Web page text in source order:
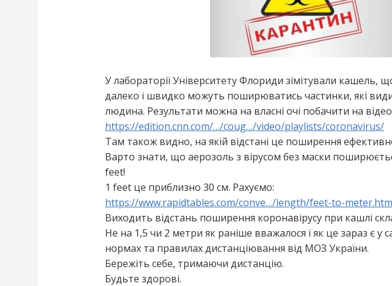
У лабораторії Університету Флориди зімітували кашель,
далеко і швидко можуть поширюватись частинки, які
людина. Результати можна на власні очі побачити на
https://edition.cnn.com/…/coug…/video/playlists/coronavirus/
Там також видно, на якій відстані це поширення
Варто знати, що аерозоль з вірусом без маски
feet!
1 feet це приблизно 30 см. Рахуємо:
https://www.rapidtables.com/conve…/length/feet-to-
Виходить відстань поширення коронавірусу при кашлі
Не на 1,5 чи 2 метри як раніше вважалося і як це зараз є у
нормах та правилах дистанціювання від МОЗ України.
Бережіть себе, тримаючи дистанцію.
Будьте здорові.